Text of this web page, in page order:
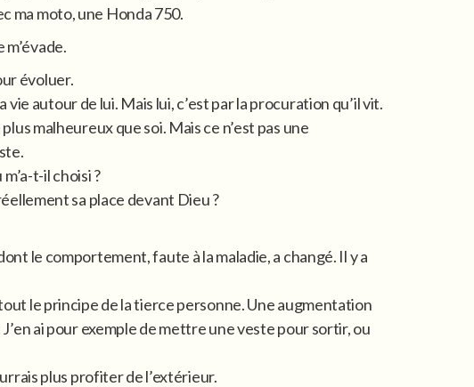
ma moto, une Honda 750.
évoluer.
vie autour de lui. Mais lui, c’est par la procuration qu’il vit.
malheureux que soi. Mais ce n’est pas une
t-il choisi ?
sa place devant Dieu ?
le comportement, faute à la maladie, a changé. Il y a
le principe de la tierce personne. Une augmentation
ai pour exemple de mettre une veste pour sortir, ou
plus profiter de l’extérieur.